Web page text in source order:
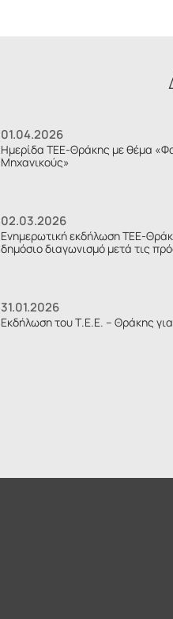
01.04.2026
Ημερίδα ΤΕΕ-Θράκης με θέμα
Μηχανικούς»
02.03.2026
Ενημερωτική εκδήλωση ΤΕΕ-
δημόσιο διαγωνισμό μετά τις
31.01.2026
Εκδήλωση του Τ.Ε.Ε. – Θράκης